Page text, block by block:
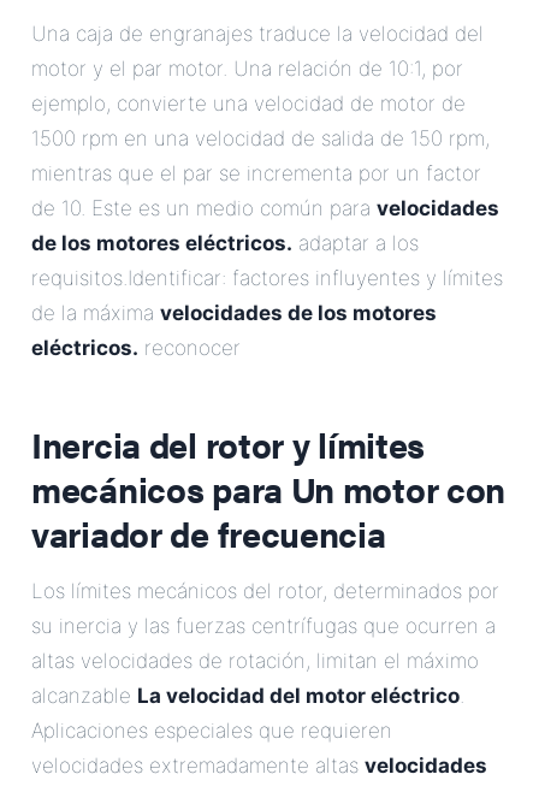
Una caja de engranajes traduce la velocidad del
motor y el par motor. Una relación de 10:1, por
ejemplo, convierte una velocidad de motor de
1500 rpm en una velocidad de salida de 150 rpm,
mientras que el par se incrementa por un factor
de 10. Este es un medio común para velocidades
de los motores eléctricos. adaptar a los
requisitos.Identificar: factores influyentes y límites
de la máxima velocidades de los motores
eléctricos. reconocer
Inercia del rotor y límites
mecánicos para Un motor con
variador de frecuencia
Los límites mecánicos del rotor, determinados por
su inercia y las fuerzas centrífugas que ocurren a
altas velocidades de rotación, limitan el máximo
alcanzable La velocidad del motor eléctrico.
Aplicaciones especiales que requieren
velocidades extremadamente altas velocidades